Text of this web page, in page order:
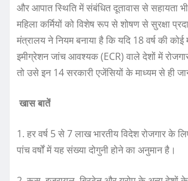
और आपात स्थिति में संबंधित दूतावास से सहायता भी
महिला कर्मियों को विशेष रूप से शोषण से सुरक्षा
मंत्रालय ने नियम बनाया है कि यदि 18 वर्ष की कोई
इमीग्रेशन जांच आवश्यक (ECR) वाले देशों में
तो उसे इन 14 सरकारी एजेंसियों के माध्यम से ही
खास बातें
1. हर वर्ष 5 से 7 लाख भारतीय विदेश रोजगार के
पांच वर्षों में यह संख्या दोगुनी होने का अनुमान है।